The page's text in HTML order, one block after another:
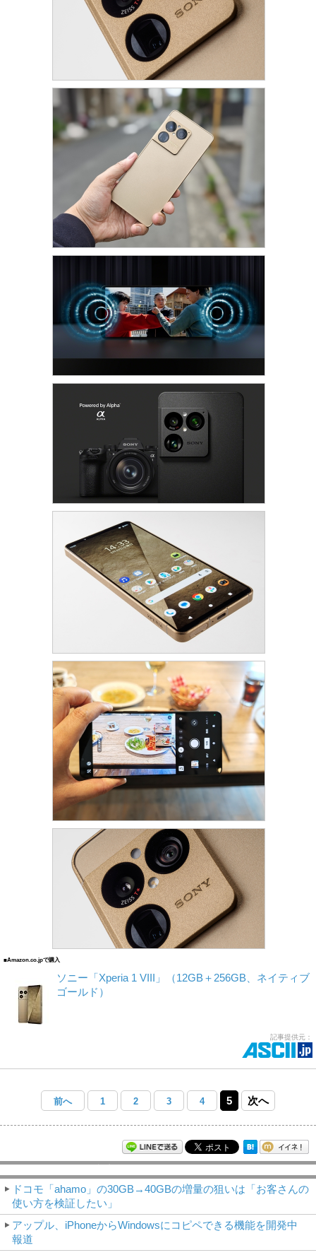
■Amazon.co.jpで購入
ソニー「Xperia 1 VIII」（12GB＋256GB、ネイティブ
ゴールド）
記事提供元：
前へ 1 2 3 4 5 次へ
ドコモ「ahamo」の30GB→40GBの増量の狙いは「お客さんの
使い方を検証したい」
アップル、iPhoneからWindowsにコピペできる機能を開発中
報道